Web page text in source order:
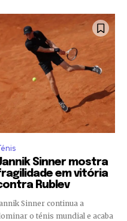
Sinner mostra
em vitória
Rublev
Sinner continua a
o ténis mundial e acaba